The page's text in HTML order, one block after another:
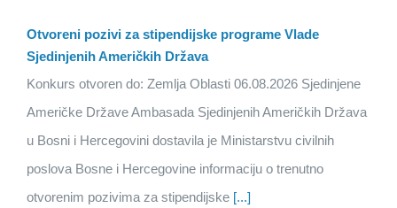
Otvoreni pozivi za stipendijske programe Vlade
Sjedinjenih Američkih Država
Konkurs otvoren do: Zemlja Oblasti 06.08.2026 Sjedinjene
Američke Države Ambasada Sjedinjenih Američkih Država
u Bosni i Hercegovini dostavila je Ministarstvu civilnih
poslova Bosne i Hercegovine informaciju o trenutno
otvorenim pozivima za stipendijske [...]